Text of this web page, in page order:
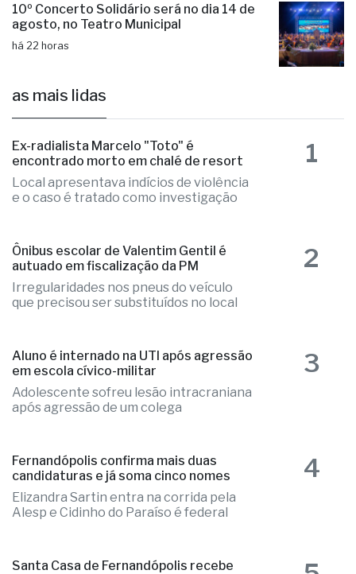
10º Concerto Solidário será no dia 14 de
agosto, no Teatro Municipal
há 22 horas
as mais lidas
Ex-radialista Marcelo "Toto" é
encontrado morto em chalé de resort
Local apresentava indícios de violência
e o caso é tratado como investigação
1
Ônibus escolar de Valentim Gentil é
autuado em fiscalização da PM
Irregularidades nos pneus do veículo
que precisou ser substituídos no local
2
Aluno é internado na UTI após agressão
em escola cívico-militar
Adolescente sofreu lesão intracraniana
após agressão de um colega
3
Fernandópolis confirma mais duas
candidaturas e já soma cinco nomes
Elizandra Sartin entra na corrida pela
Alesp e Cidinho do Paraíso é federal
4
Santa Casa de Fernandópolis recebe